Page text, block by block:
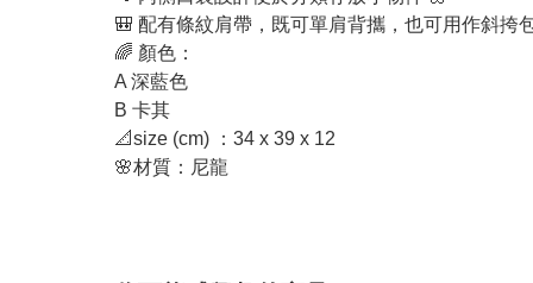
🎒 配有條紋肩帶，既可單肩背攜，也可用作斜挎
🌈 顏色：
A 深藍色
B 卡其
📐size (cm) ：34 x 39 x 12
🌸材質：尼龍